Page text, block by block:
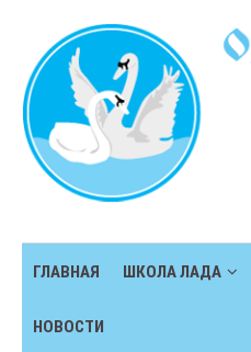
ГЛАВНАЯ ШКОЛА ЛАДА
НОВОСТИ